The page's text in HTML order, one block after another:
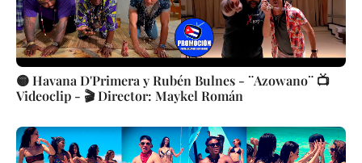
🟡 Havana D'Primera y Rubén Bulnes - ¨Azowano¨ 📺
Videoclip - 🎬 Director: Maykel Román